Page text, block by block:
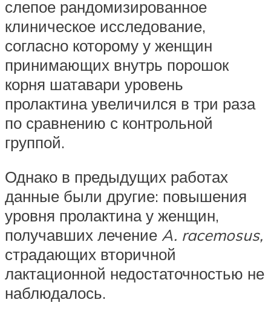
слепое рандомизированное
клиническое исследование,
согласно которому у женщин
принимающих внутрь порошок
корня шатавари уровень
пролактина увеличился в три раза
по сравнению с контрольной
группой.
Однако в предыдущих работах
данные были другие: повышения
уровня пролактина у женщин,
получавших лечение A. racemosus,
страдающих вторичной
лактационной недостаточностью не
наблюдалось.